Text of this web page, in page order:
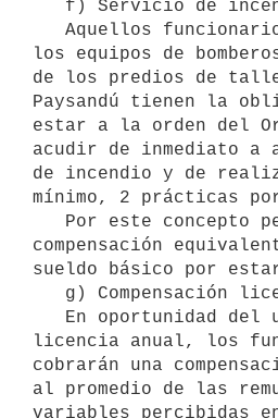
los equipos de
de los predios de
Paysandú tienen la
estar a la orden del
acudir de inmediato a
de incendio y de
mínimo, 2 prácticas
compensación
sueldo básico por
licencia anual, los
cobrarán una
al promedio de las
variables percibidas